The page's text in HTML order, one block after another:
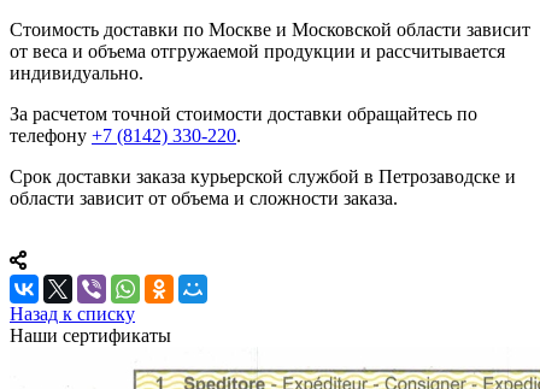
Стоимость доставки по Москве и Московской области зависит
от веса и объема отгружаемой продукции и рассчитывается
индивидуально.
За расчетом точной стоимости доставки обращайтесь по
телефону +7 (8142) 330-220.
Срок доставки заказа курьерской службой в Петрозаводске и
области зависит от объема и сложности заказа.
Назад к списку
Наши сертификаты